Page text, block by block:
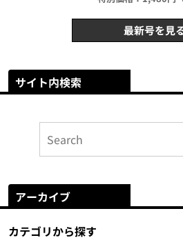
最新号を見
サイト内検索
アーカイブ
カテゴリから探す